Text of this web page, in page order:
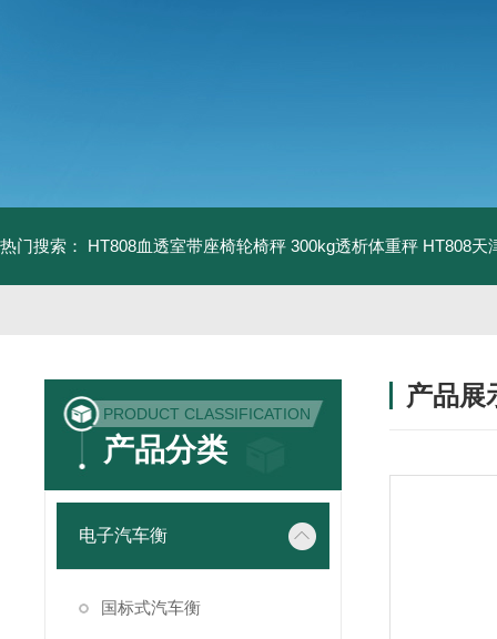
热门搜索： HT808血透室带座椅轮椅秤 300kg透析体重秤 HT808天
PRODUCT CLASSIFICATION
产品分类
电子汽车衡
国标式汽车衡
产品展